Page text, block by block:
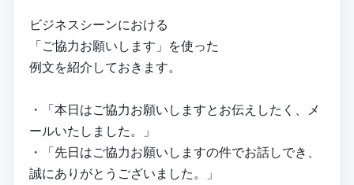
ビジネスシーンにおける
「ご協力お願いします」を使った
例文を紹介しておきます。
・「本日はご協力お願いしますとお伝えしたく、メ
ールいたしました。」
・「先日はご協力お願いしますの件でお話しでき、
誠にありがとうございました。」